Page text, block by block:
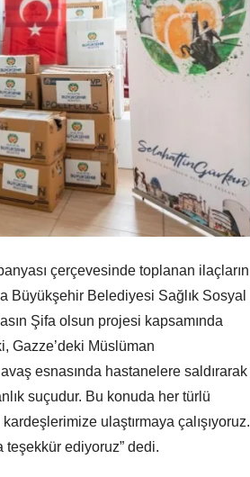
çerçevesinde toplanan ilaçların
Büyükşehir Belediyesi Sağlık Sosyal
Şifa olsun projesi kapsamında
Gazze’deki Müslüman
esnasında hastanelere saldırarak
suçudur. Bu konuda her türlü
ulaştırmaya çalışıyoruz.
teşekkür ediyoruz” dedi.